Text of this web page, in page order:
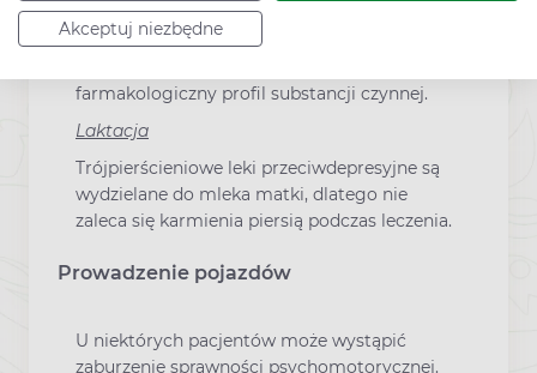
Akceptuj niezbędne
kontynuowanie leczenia tianeptyną okazuje
się korzystne podczas ciąży, monitorując
farmakologiczny profil substancji czynnej.
Laktacja
Trójpierścieniowe leki przeciwdepresyjne są
wydzielane do mleka matki, dlatego nie
zaleca się karmienia piersią podczas leczenia.
Prowadzenie pojazdów
U niektórych pacjentów może wystąpić
zaburzenie sprawności psychomotorycznej.